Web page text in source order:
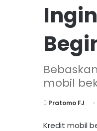
mobil
Pratomo FJ
Kredit mobil